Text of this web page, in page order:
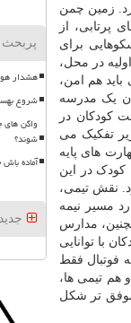
زمین چمن
پرتابی، از
برای
در محل،
هم امن،
یک مدرسه
کودکان در
تفکیک می
های پایه
کودک در این
نقش تیمی،
مسیر نیمه
مدارس
با توانایی
فوتبال فقط
تیمی ها،
تر شکل
پربحث
هشدار
شروع
واگن
شوند؟
آماده